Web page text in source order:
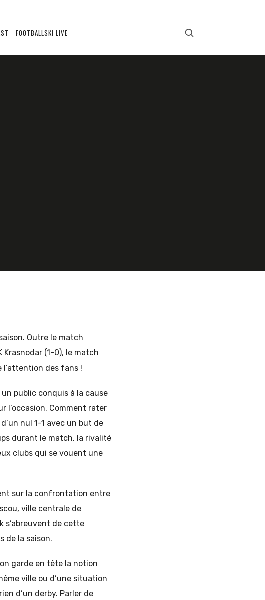
FOOTBALLSKI LIVE
Outre le match
(1-0), le match
des fans !
public conquis à la cause
l’occasion. Comment rater
nul 1-1 avec un but de
durant le match, la rivalité
clubs qui se vouent une
sur la confrontation entre
ville centrale de
s’abreuvent de cette
de la saison.
garde en tête la notion
ville ou d’une situation
d’un derby. Parler de